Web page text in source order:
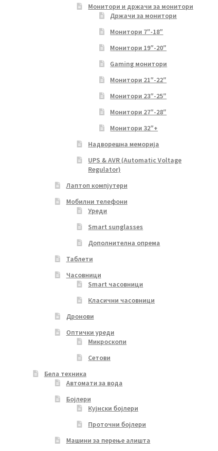
Монитори и држачи за монитори
Држачи за монитори
Монитори 7″-18″
Монитори 19″-20″
Gaming монитори
Монитори 21″-22″
Монитори 23″-25″
Монитори 27″-28″
Монитори 32″+
Надворешна меморија
UPS & AVR (Automatic Voltage
Regulator)
Лаптоп компјутери
Мобилни телефони
Уреди
Smart sunglasses
Дополнителна опрема
Таблети
Часовници
Smart часовници
Класични часовници
Дронови
Оптички уреди
Микроскопи
Сетови
Бела техника
Автомати за вода
Бојлери
Кујнски бојлери
Проточни бојлери
Машини за перење алишта